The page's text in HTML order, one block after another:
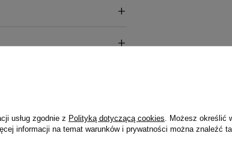
usług zgodnie z Polityką dotyczącą cookies . Możesz określić
informacji na temat warunków i prywatności można znaleźć